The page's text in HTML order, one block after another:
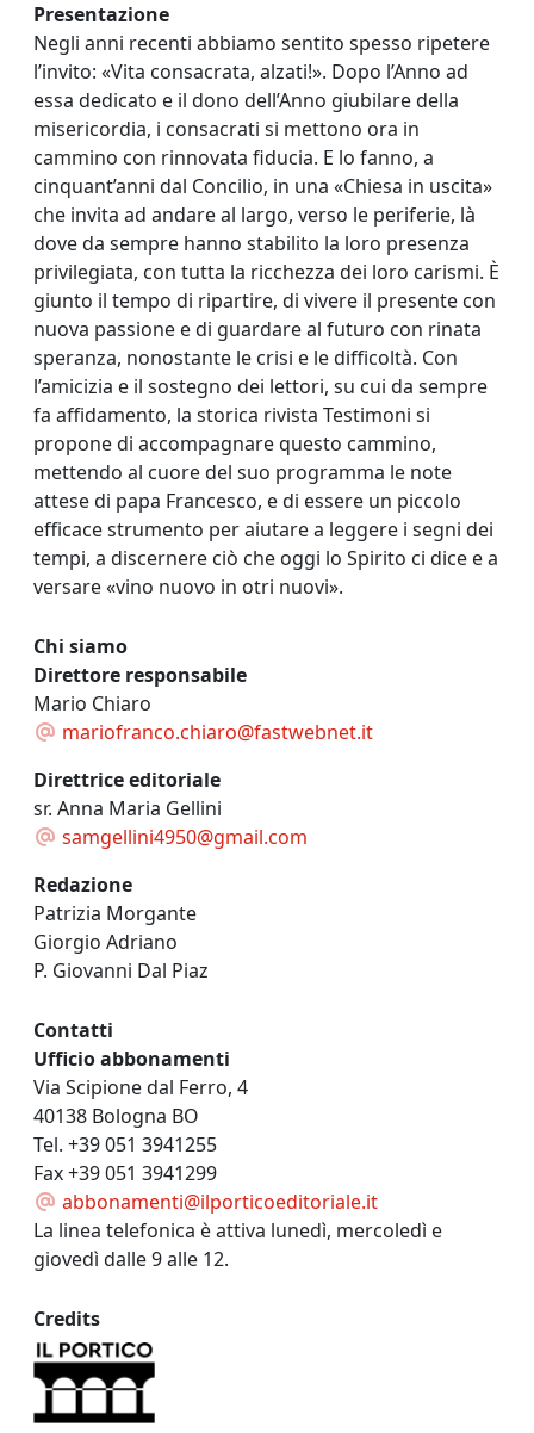
Presentazione
Negli anni recenti abbiamo sentito spesso ripetere
l’invito: «Vita consacrata, alzati!». Dopo l’Anno ad
essa dedicato e il dono dell’Anno giubilare della
misericordia, i consacrati si mettono ora in
cammino con rinnovata fiducia. E lo fanno, a
cinquant’anni dal Concilio, in una «Chiesa in uscita»
che invita ad andare al largo, verso le periferie, là
dove da sempre hanno stabilito la loro presenza
privilegiata, con tutta la ricchezza dei loro carismi. È
giunto il tempo di ripartire, di vivere il presente con
nuova passione e di guardare al futuro con rinata
speranza, nonostante le crisi e le difficoltà. Con
l’amicizia e il sostegno dei lettori, su cui da sempre
fa affidamento, la storica rivista Testimoni si
propone di accompagnare questo cammino,
mettendo al cuore del suo programma le note
attese di papa Francesco, e di essere un piccolo
efficace strumento per aiutare a leggere i segni dei
tempi, a discernere ciò che oggi lo Spirito ci dice e a
versare «vino nuovo in otri nuovi».
Chi siamo
Direttore responsabile
Mario Chiaro
mariofranco.chiaro@fastwebnet.it
Direttrice editoriale
sr. Anna Maria Gellini
samgellini4950@gmail.com
Redazione
Patrizia Morgante
Giorgio Adriano
P. Giovanni Dal Piaz
Contatti
Ufficio abbonamenti
Via Scipione dal Ferro, 4
40138 Bologna BO
Tel. +39 051 3941255
Fax +39 051 3941299
abbonamenti@ilporticoeditoriale.it
La linea telefonica è attiva lunedì, mercoledì e
giovedì dalle 9 alle 12.
Credits